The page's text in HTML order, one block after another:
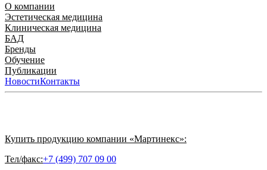
О компании
История компанииНаучный центр
центрПатентыЛаборатория
Мезотерапии
Эстетическая медицина
БиорепарацияФиллеры
пилинги
Клиническая медицина
HYALREPAIR® CHONDROreparant
DENTAL
FILLER INTIMO
БАД
CYTOHYALEX
Бренды
APRILINE®
InternationalHYALREPAIR®
ХОНДРОРЕПАРАНТ®
ДЕНТАЛMESALTERA BY DR. MIKHAYLOVAMEDIC
Обучение
Расписание мероприятий
обученияПреподаватели
Публикации
ЖУРНАЛ LES NOUVELLES ESTHÉTIQUES
«ИНЪЕКЦИОННАЯ КОСМЕТОЛОГИЯ»ЖУРНАЛ
НовостиКонтакты
Купить продукцию компании «Мартинекс»:
Тел/факс:+7 (499) 707 09 00